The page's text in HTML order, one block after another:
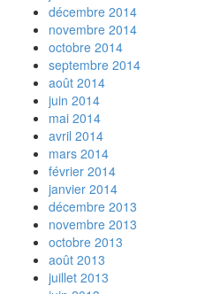
décembre 2014
novembre 2014
octobre 2014
septembre 2014
août 2014
juin 2014
mai 2014
avril 2014
mars 2014
février 2014
janvier 2014
décembre 2013
novembre 2013
octobre 2013
août 2013
juillet 2013